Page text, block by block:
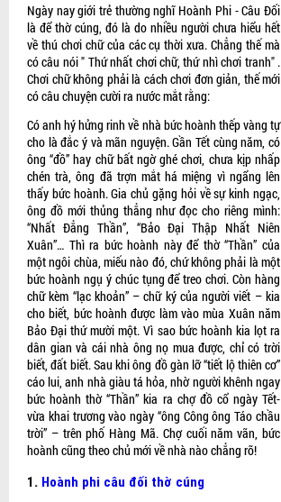
Ngày nay giới trẻ thường nghĩ Hoành Phi - Câu Đối
là để thờ cúng, đó là do nhiều người chưa hiểu hết
về thú chơi chữ của các cụ thời xưa. Chẳng thế mà
có câu nói " Thứ nhất chơi chữ, thứ nhì chơi tranh" .
Chơi chữ không phải là cách chơi đơn giản, thế mới
có câu chuyện cười ra nước mắt rằng:
Có anh hý hửng rinh về nhà bức hoành thếp vàng tự
cho là đắc ý và mãn nguyện. Gần Tết cùng năm, có
ông “đồ” hay chữ bất ngờ ghé chơi, chưa kịp nhấp
chén trà, ông đã trợn mắt há miệng vì ngẩng lên
thấy bức hoành. Gia chủ gặng hỏi về sự kinh ngạc,
ông đồ mới thủng thẳng như đọc cho riêng mình:
“Nhất Đẳng Thần”, “Bảo Đại Thập Nhất Niên
Xuân”… Thì ra bức hoành này để thờ “Thần” của
một ngôi chùa, miếu nào đó, chứ không phải là một
bức hoành ngụ ý chúc tụng để treo chơi. Còn hàng
chữ kèm “lạc khoản” – chữ ký của người viết – kia
cho biết, bức hoành được làm vào mùa Xuân năm
Bảo Đại thứ mười một. Vì sao bức hoành kia lọt ra
dân gian và cái nhà ông nọ mua được, chỉ có trời
biết, đất biết. Sau khi ông đồ gàn lỡ “tiết lộ thiên cơ”
cáo lui, anh nhà giàu tá hỏa, nhờ người khênh ngay
bức hoành thờ “Thần” kia ra chợ đồ cổ ngày Tết-
vừa khai trương vào ngày “ông Công ông Táo chầu
trời” – trên phố Hàng Mã. Chợ cuối năm vãn, bức
hoành cũng theo chủ mới về nhà nào chẳng rõ!
1. Hoành phi câu đối thờ cúng